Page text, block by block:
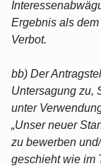
Ergebnis als
Verbot.
bb) Der
Untersagung zu,
unter
„Unser neuer
zu bewerben
geschieht wie im